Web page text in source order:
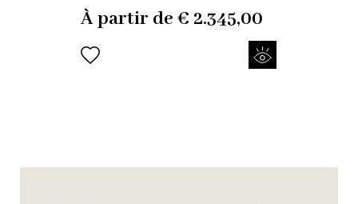
À partir de€ 2.345,00